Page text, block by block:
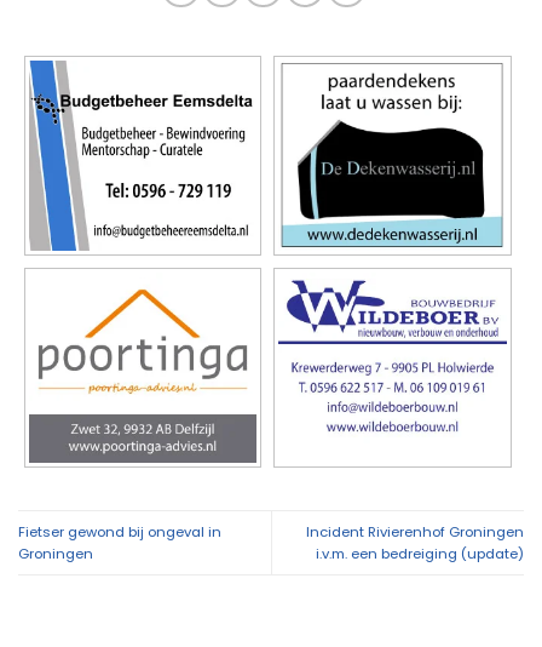
Fietser gewond bij ongeval in
Groningen
Incident Rivierenhof Groningen
i.v.m. een bedreiging (update)